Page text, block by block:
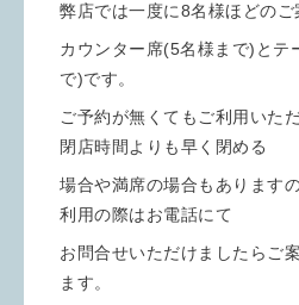
弊店では一度に8名様ほどのご
カウンター席(5名様まで)とテ
で)です。
ご予約が無くてもご利用いた
閉店時間よりも早く閉める
場合や満席の場合もあります
利用の際はお電話にて
お問合せいただけましたらご
ます。